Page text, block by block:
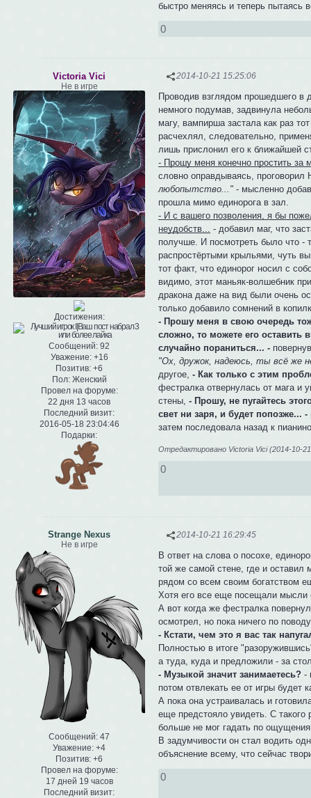
быстро меняясь и теперь пытаясь
0
2014-10-21 15:25:06
Victoria Vici
Не в игре
Достижения:
Сообщений: 92
Уважение: +16
Позитив: +6
Пол:Женский
Провел на форуме:
22 дня 13 часов
Последний визит:
2016-05-18 23:04:46
Подарки:
Проводив взглядом прошедшего в
немного подумав, задвинула
магу, вампирша застала как раз
расчехлял, следовательно,
лишь прислонил его к ближайшей
- Прошу меня конечно простить за
словно оправдываясь,
любопытство..." - мысленно
прошла мимо единорога в зал.
- И с вашего позволения, я бы
неудобств... - добавил маг, что
получше. И посмотреть было что -
распростёртыми крыльями, чуть
тот факт, что единорог носил с
видимо, этот маньяк-волшебник
дракона даже на вид были очень
только добавило сомнений в
- Прошу меня в свою очередь
сложно, то можете его
случайно пораниться... -
"Ох, дружок, надеюсь, ты всё же
другое,- Как только с этим
фестралка отвернулась от мага и
стены,- Прошу, не пугайтесь
свет ни заря, и будет попозже... -
затем последовала назад к
Отредактировано Victoria Vici (2014-10-
0
2014-10-21 16:29:45
Strange Nexus
Не в игре
Сообщений: 47
Уважение: +4
Позитив: +6
Провел на форуме:
17 дней 19 часов
Последний визит:
В ответ на слова о посохе,
той же самой стене, где и
рядом со всем своим богатством
Хотя его все еще посещали мысли
А вот когда же фестралка
осмотрел, но пока ничего по
- Кстати, чем это я вас так
Полностью в итоге
а туда, куда и предложили - за
- Музыкой значит занимаетесь? -
потом отвлекать ее от игры
А пока она устраивалась и
еще предстояло увидеть. С
больше не мог гадать по
В задумчивости он стал водить
объяснение всему, что сейчас
0